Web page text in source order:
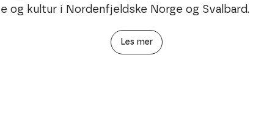
og kultur i Nordenfjeldske Norge og Svalbard.
Les mer